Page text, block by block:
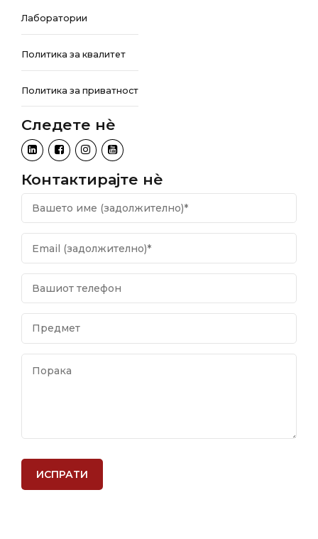
Лаборатории
Политика за квалитет
Политика за приватност
Следете нѐ
Контактирајте нѐ